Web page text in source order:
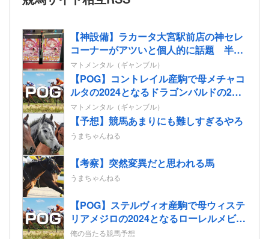
【神設備】ラカータ大宮駅前店の神セレ
コーナーがアツいと個人的に話題 半個
室島+スマホミラーモニターを搭載
マトメンタル（ギャンブル）
【POG】コントレイル産駒で母メチャコ
ルタの2024となるドラゴンバルドの2歳
情報
マトメンタル（ギャンブル）
【予想】競馬あまりにも難しすぎるやろ
うまちゃんねる
【考察】突然変異だと思われる馬
うまちゃんねる
【POG】ステルヴィオ産駒で母ウィステ
リアメジロの2024となるローレルメビウ
スの2歳情報
俺の当たる競馬予想